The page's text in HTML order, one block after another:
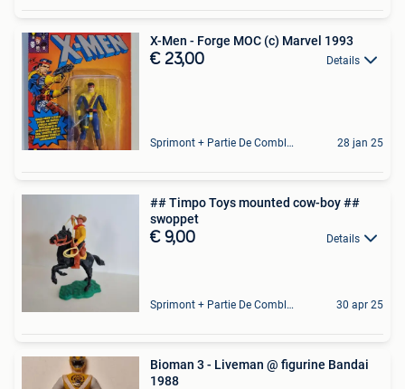
X-Men - Forge MOC (c) Marvel 1993
€ 23,00 Details
Sprimont + Partie De Comblain-Au-Pont 28 jan 25
## Timpo Toys mounted cow-boy ##
swoppet
€ 9,00 Details
Sprimont + Partie De Comblain-Au-Pont 30 apr 25
Bioman 3 - Liveman @ figurine Bandai
1988